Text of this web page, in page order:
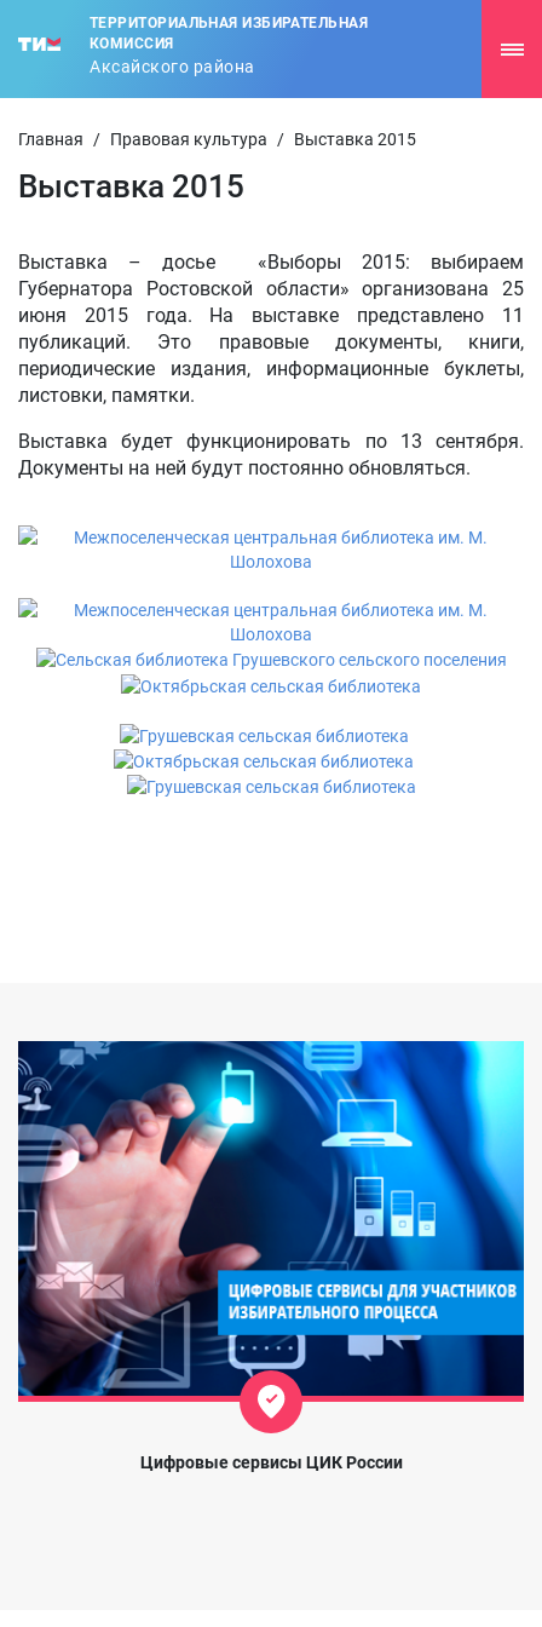
ТЕРРИТОРИАЛЬНАЯ ИЗБИРАТЕЛЬНАЯ
КОМИССИЯ
Аксайского района
Главная / Правовая культура / Выставка 2015
Выставка 2015
Выставка – досье «Выборы 2015: выбираем
Губернатора Ростовской области» организована 25
июня 2015 года. На выставке представлено 11
публикаций. Это правовые документы, книги,
периодические издания, информационные буклеты,
листовки, памятки.
Выставка будет функционировать по 13 сентября.
Документы на ней будут постоянно обновляться.
Цифровые сервисы ЦИК России